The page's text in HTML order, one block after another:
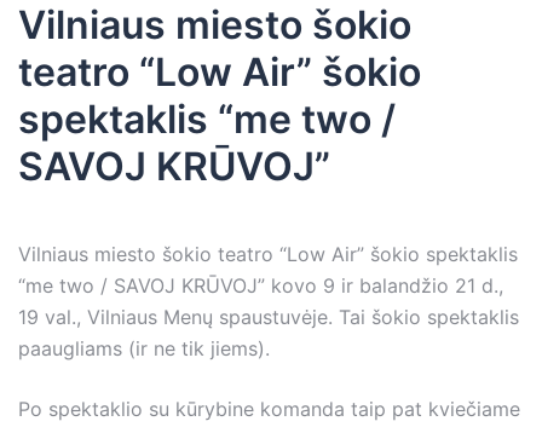
Vilniaus miesto šokio
teatro “Low Air” šokio
spektaklis “me two /
SAVOJ KRŪVOJ”
Vilniaus miesto šokio teatro “Low Air” šokio spektaklis
“me two / SAVOJ KRŪVOJ” kovo 9 ir balandžio 21 d.,
19 val., Vilniaus Menų spaustuvėje. Tai šokio spektaklis
paaugliams (ir ne tik jiems).
Po spektaklio su kūrybine komanda taip pat kviečiame